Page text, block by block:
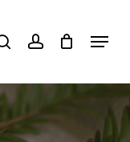
search account Menu
Close